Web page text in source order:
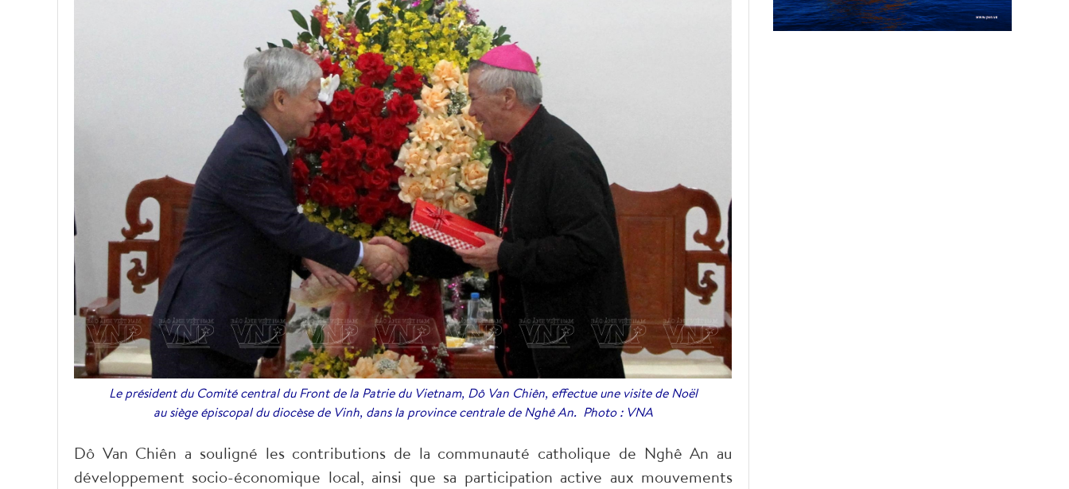
Le président du Comité central du Front de la Patrie du Vietnam, Dô Van Chiên, effectue une visite de Noël
au siège épiscopal du diocèse de Vinh, dans la province centrale de Nghê An. Photo : VNA
Dô Van Chiên a souligné les contributions de la communauté catholique de Nghê An au
développement socio-économique local, ainsi que sa participation active aux mouvements